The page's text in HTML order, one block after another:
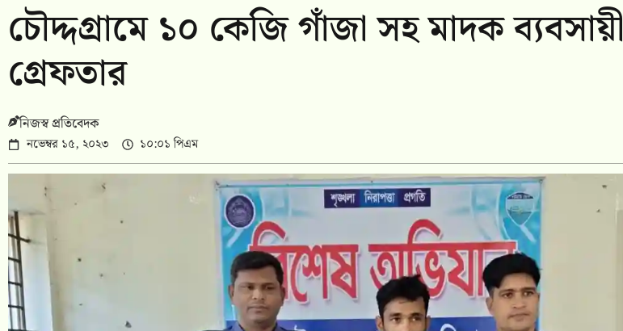
চৌদ্দগ্রামে ১০ কেজি গাঁজা সহ মাদক ব্যবসায়ী
গ্রেফতার
নিজস্ব প্রতিবেদক
নভেম্বর ১৫, ২০২৩ ১০:০১ পিএম